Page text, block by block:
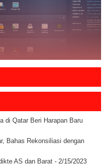
di Qatar Beri Harapan Baru
Bahas Rekonsiliasi dengan
AS dan Barat - 2/15/2023